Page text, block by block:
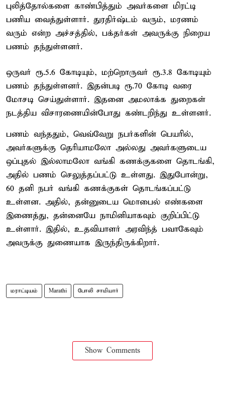
புலித்தோல்களை காண்பித்தும் அவர்களை மிரட்டி
பணிய வைத்துள்ளார். துரதிர்ஷ்டம் வரும், மரணம்
வரும் என்ற அச்சத்தில், பக்தர்கள் அவருக்கு நிறைய
பணம் தந்துள்ளனர்.
ஒருவர் ரூ.5.6 கோடியும், மற்றொருவர் ரூ.3.8 கோடியும்
பணம் தந்துள்ளனர். இதன்படி ரூ.70 கோடி வரை
மோசடி செய்துள்ளார். இதனை அமலாக்க துறைகள்
நடத்திய விசாரணையின்போது கண்டறிந்து உள்ளனர்.
பணம் வந்ததும், வெவ்வேறு நபர்களின் பெயரில்,
அவர்களுக்கு தெரியாமலோ அல்லது அவர்களுடைய
ஒப்புதல் இல்லாமலோ வங்கி கணக்குகளை தொடங்கி,
அதில் பணம் செலுத்தப்பட்டு உள்ளது. இதுபோன்று,
60 தனி நபர் வங்கி கணக்குகள் தொடங்கப்பட்டு
உள்ளன. அதில், தன்னுடைய மொபைல் எண்களை
இணைத்து, தன்னையே நாமினியாகவும் குறிப்பிட்டு
உள்ளார். இதில், உதவியாளர் அரவிந்த் பவாகேவும்
அவருக்கு துணையாக இருந்திருக்கிறார்.
மராட்டியம் Marathi போலி சாமியார்
Show Comments